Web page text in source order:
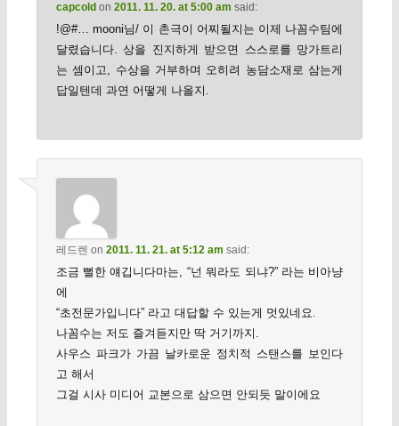
capcold on 2011. 11. 20. at 5:00 am said:
!@#… mooni님/ 이 촌극이 어찌될지는 이제 나꼼수팀에
달렸습니다. 상을 진지하게 받으면 스스로를 망가트리
는 셈이고, 수상을 거부하며 오히려 농담소재로 삼는게
답일텐데 과연 어떻게 나올지.
레드렌 on 2011. 11. 21. at 5:12 am said:
조금 뻘한 얘깁니다마는, “넌 뭐라도 되냐?” 라는 비아냥
에
“초전문가입니다” 라고 대답할 수 있는게 멋있네요.
나꼼수는 저도 즐겨듣지만 딱 거기까지.
사우스 파크가 가끔 날카로운 정치적 스탠스를 보인다
고 해서
그걸 시사 미디어 교본으로 삼으면 안되듯 말이에요